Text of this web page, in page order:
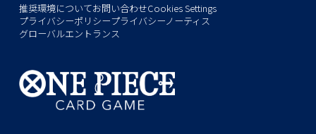
推奨環境についてお問い合わせCookies Settings
プライバシーポリシープライバシーノーティス
グローバルエントランス